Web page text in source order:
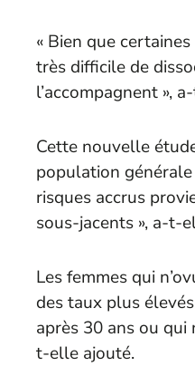
« Bien que
très difficile de
l’accompagnent »,
Cette nouvelle
population
risques accrus
sous-jacents », a-t-
Les femmes qui
des taux plus
après 30 ans ou
t-elle ajouté.